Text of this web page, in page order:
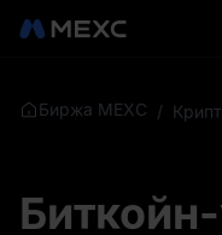
Биржа MEXC /